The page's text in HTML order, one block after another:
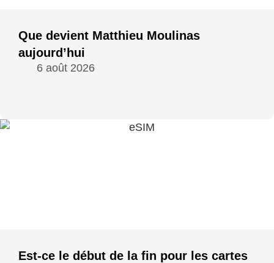
Que devient Matthieu Moulinas
aujourd’hui
6 août 2026
Est-ce le début de la fin pour les cartes